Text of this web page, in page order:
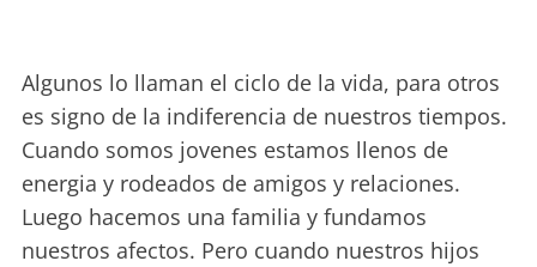
Algunos lo llaman el ciclo de la vida, para otros
es signo de la indiferencia de nuestros tiempos.
Cuando somos jovenes estamos llenos de
energia y rodeados de amigos y relaciones.
Luego hacemos una familia y fundamos
nuestros afectos. Pero cuando nuestros hijos